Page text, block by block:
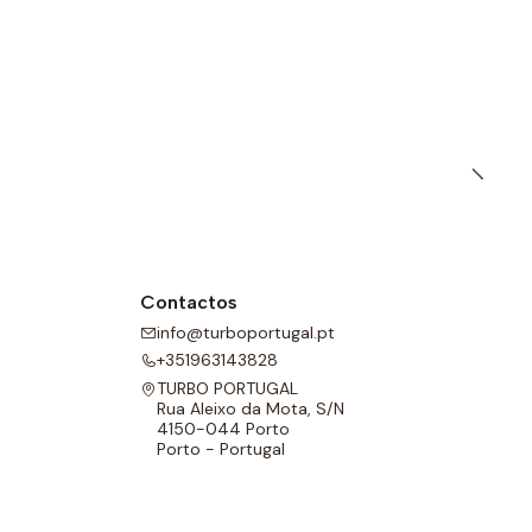
Contactos
info@turboportugal.pt
+351963143828
TURBO PORTUGAL
Rua Aleixo da Mota, S/N
4150-044 Porto
Porto - Portugal